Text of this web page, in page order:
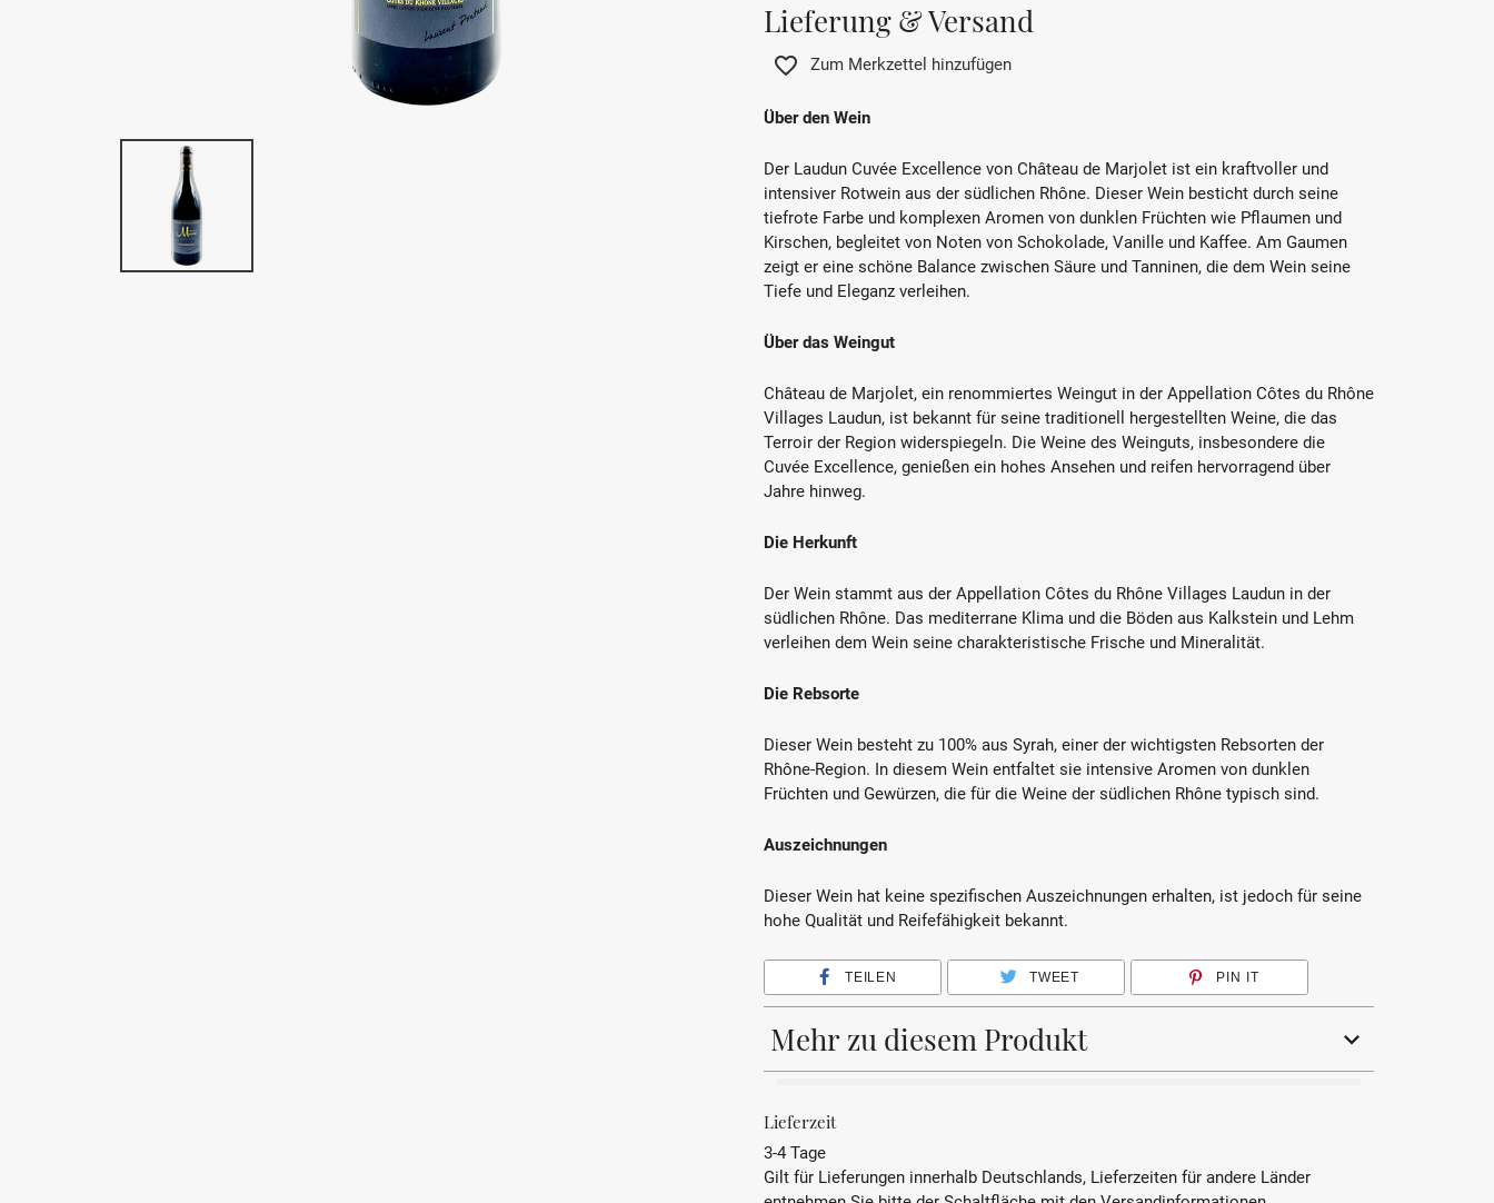
Lieferung & Versand
Zum Merkzettel hinzufügen
Über den Wein
Der Laudun Cuvée Excellence von Château de Marjolet ist ein kraftvoller und
intensiver Rotwein aus der südlichen Rhône. Dieser Wein besticht durch seine
tiefrote Farbe und komplexen Aromen von dunklen Früchten wie Pflaumen und
Kirschen, begleitet von Noten von Schokolade, Vanille und Kaffee. Am Gaumen
zeigt er eine schöne Balance zwischen Säure und Tanninen, die dem Wein seine
Tiefe und Eleganz verleihen.
Über das Weingut
Château de Marjolet, ein renommiertes Weingut in der Appellation Côtes du Rhône
Villages Laudun, ist bekannt für seine traditionell hergestellten Weine, die das
Terroir der Region widerspiegeln. Die Weine des Weinguts, insbesondere die
Cuvée Excellence, genießen ein hohes Ansehen und reifen hervorragend über
Jahre hinweg.
Die Herkunft
Der Wein stammt aus der Appellation Côtes du Rhône Villages Laudun in der
südlichen Rhône. Das mediterrane Klima und die Böden aus Kalkstein und Lehm
verleihen dem Wein seine charakteristische Frische und Mineralität.
Die Rebsorte
Dieser Wein besteht zu 100% aus Syrah, einer der wichtigsten Rebsorten der
Rhône-Region. In diesem Wein entfaltet sie intensive Aromen von dunklen
Früchten und Gewürzen, die für die Weine der südlichen Rhône typisch sind.
Auszeichnungen
Dieser Wein hat keine spezifischen Auszeichnungen erhalten, ist jedoch für seine
hohe Qualität und Reifefähigkeit bekannt.
TEILEN TWEET PIN IT
Mehr zu diesem Produkt
REBSORTE
Lieferzeit
3-4 Tage
Gilt für Lieferungen innerhalb Deutschlands, Lieferzeiten für andere Länder